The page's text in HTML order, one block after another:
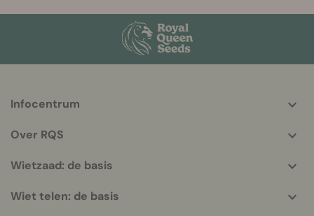
info
Infocentrum
Over RQS
Wietzaad: de basis
Wiet telen: de basis